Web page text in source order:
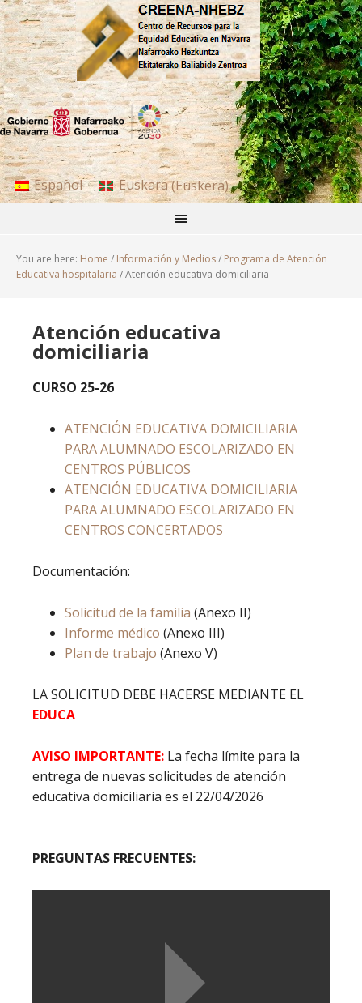
Español Euskara(Euskera)
You are here: Home / Información y Medios/ Programa de Atención
Educativa hospitalaria /Atención educativa domiciliaria
Atención educativa
domiciliaria
CURSO 25-26
ATENCIÓN EDUCATIVA DOMICILIARIA
PARA ALUMNADO ESCOLARIZADO EN
CENTROS PÚBLICOS
ATENCIÓN EDUCATIVA DOMICILIARIA
PARA ALUMNADO ESCOLARIZADO EN
CENTROS CONCERTADOS
Documentación:
Solicitud de la familia (Anexo II)
Informe médico (Anexo III)
Plan de trabajo (Anexo V)
LA SOLICITUD DEBE HACERSE MEDIANTE EL
EDUCA
AVISO IMPORTANTE: La fecha límite para la
entrega de nuevas solicitudes de atención
educativa domiciliaria es el 22/04/2026
PREGUNTAS FRECUENTES: